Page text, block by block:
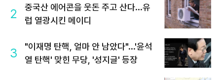
2
중국산 에어콘을 웃돈 주고 산다...유
럽 열광시킨 메이디
3
"이재명 탄핵, 얼마 안 남았다"...'윤석
열 탄핵' 맞힌 무당, '성지글' 등장